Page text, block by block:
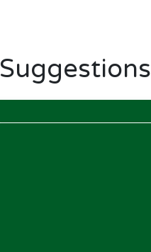
Suggestions